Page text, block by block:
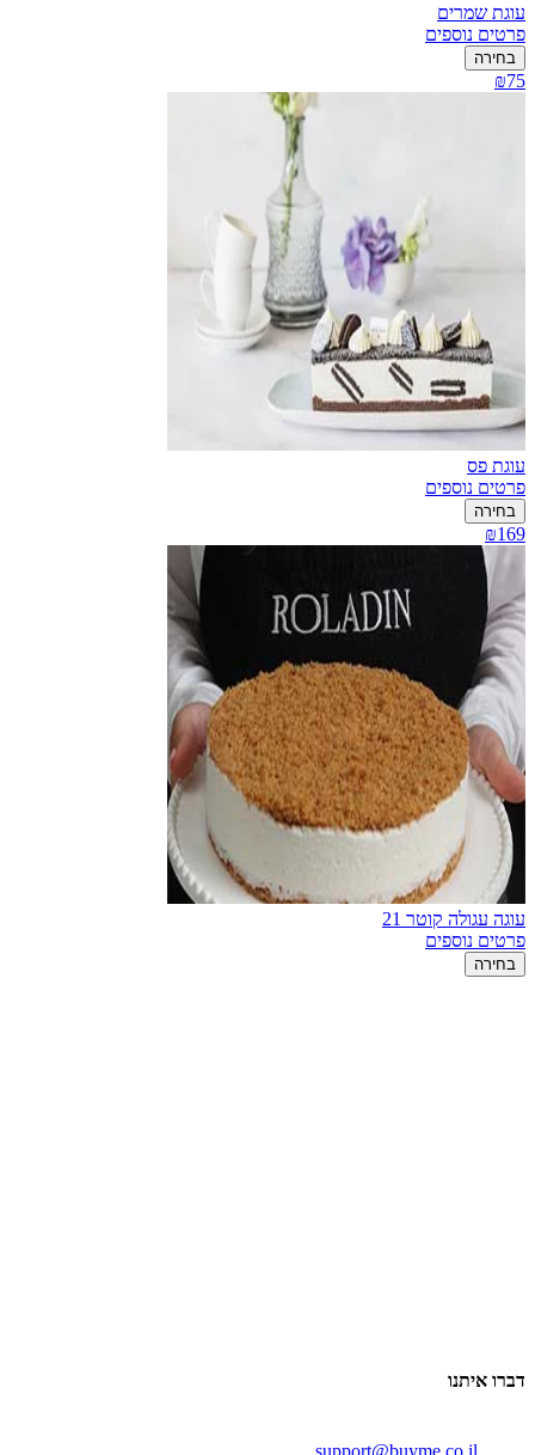
עוגת שמרים
פרטים נוספים
בחירה
₪75
עוגת פס
פרטים נוספים
בחירה
₪169
עוגה עגולה קוטר 21
פרטים נוספים
בחירה
דברו איתנו